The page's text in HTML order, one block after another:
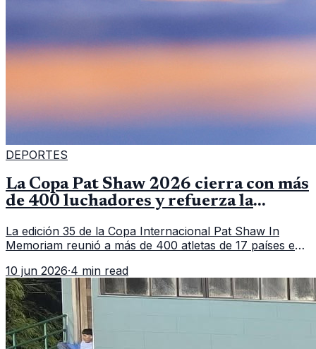
DEPORTES
La Copa Pat Shaw 2026 cierra con más
de 400 luchadores y refuerza la
La edición 35 de la Copa Internacional Pat Shaw In
Memoriam reunió a más de 400 atletas de 17 países en
delegación nacional, según el balance oficial de CDAG.
10 jun 2026·4 min read